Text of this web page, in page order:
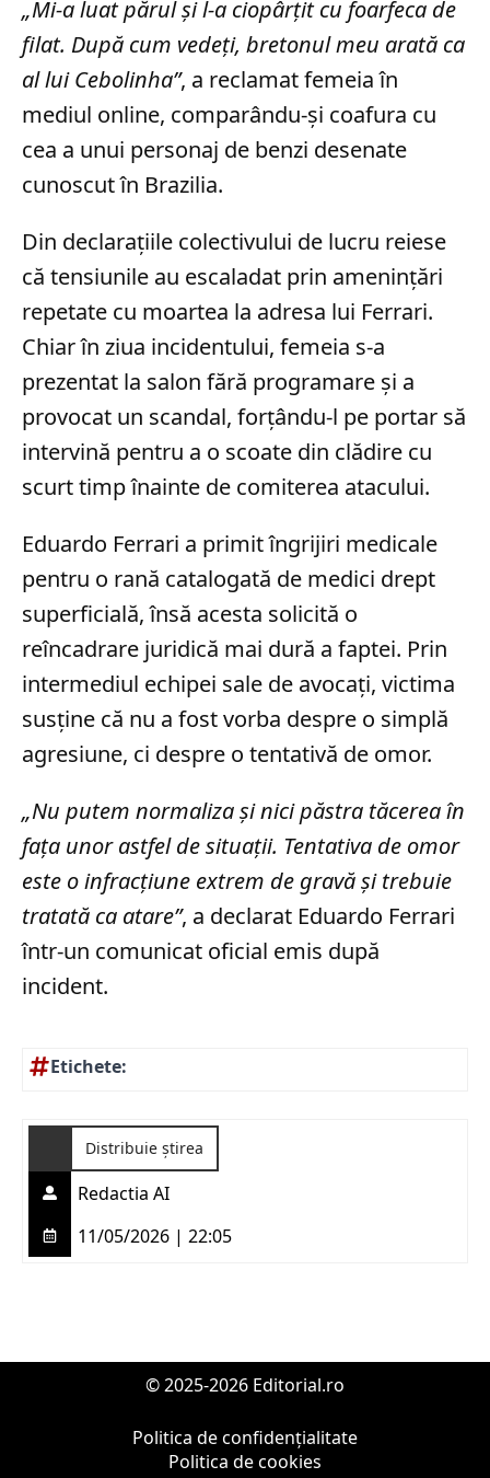
„Mi-a luat părul și l-a ciopârțit cu foarfeca de
filat. După cum vedeți, bretonul meu arată ca
al lui Cebolinha”, a reclamat femeia în
mediul online, comparându-și coafura cu
cea a unui personaj de benzi desenate
cunoscut în Brazilia.
Din declarațiile colectivului de lucru reiese
că tensiunile au escaladat prin amenințări
repetate cu moartea la adresa lui Ferrari.
Chiar în ziua incidentului, femeia s-a
prezentat la salon fără programare și a
provocat un scandal, forțându-l pe portar să
intervină pentru a o scoate din clădire cu
scurt timp înainte de comiterea atacului.
Eduardo Ferrari a primit îngrijiri medicale
pentru o rană catalogată de medici drept
superficială, însă acesta solicită o
reîncadrare juridică mai dură a faptei. Prin
intermediul echipei sale de avocați, victima
susține că nu a fost vorba despre o simplă
agresiune, ci despre o tentativă de omor.
„Nu putem normaliza și nici păstra tăcerea în
fața unor astfel de situații. Tentativa de omor
este o infracțiune extrem de gravă și trebuie
tratată ca atare”, a declarat Eduardo Ferrari
într-un comunicat oficial emis după
incident.
Etichete:
Distribuie știrea
Redactia AI
11/05/2026 | 22:05
© 2025-2026 Editorial.ro
Politica de confidențialitate
Politica de cookies